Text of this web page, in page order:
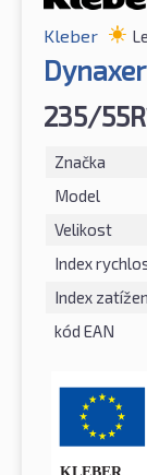
Kleber
235/
Značka
Model
Velikost
Index
Index
kód EAN